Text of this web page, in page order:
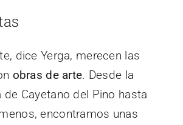
dice Yerga, merecen las
obras de arte. Desde la
de Cayetano del Pino hasta
encontramos unas